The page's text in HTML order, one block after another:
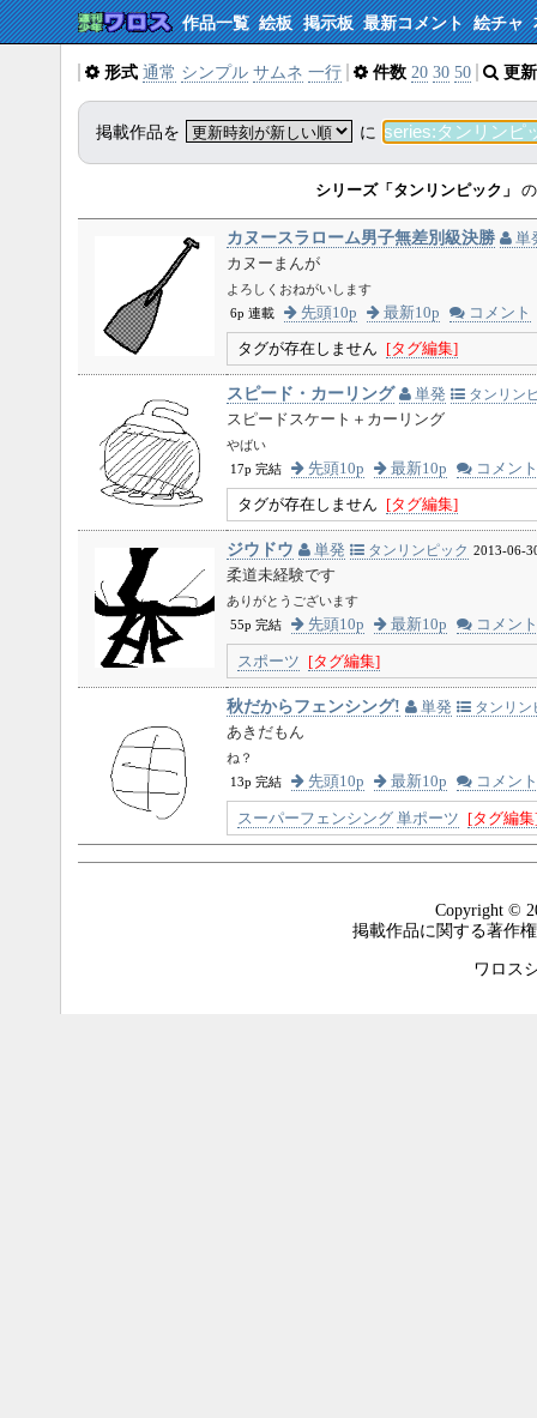
作品一覧 絵板 掲示板 最新コメント 絵チャ
形式 通常 シンプル サムネ 一行 件数 20 30 50 更
掲載作品を に
シリーズ「タンリンピック」
カヌースラローム男子無差別級決勝
単
カヌーまんが
よろしくおねがいします
6p 連載
先頭10p 最新10p コメント
タグが存在しません [タグ編集]
スピード・カーリング 単発
タンリン
スピードスケート＋カーリング
やばい
17p 完結
先頭10p 最新10p コメント
タグが存在しません [タグ編集]
ジウドウ 単発 タンリンピック 2013-06-
柔道未経験です
ありがとうございます
55p 完結
先頭10p 最新10p コメント
スポーツ [タグ編集]
秋だからフェンシング! 単発
タンリン
あきだもん
ね？
13p 完結
先頭10p 最新10p コメント
スーパーフェンシング 単ポーツ [タグ編
Copyright ©
掲載作品に関する著作
ワロス